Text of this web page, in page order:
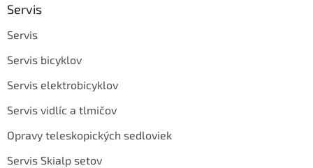
Servis
Servis
Servis bicyklov
Servis elektrobicyklov
Servis vidlíc a tlmičov
Opravy teleskopických sedloviek
Servis Skialp setov